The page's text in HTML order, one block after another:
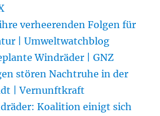
verheerenden Folgen für
| Umweltwatchblog
Windräder | GNZ
stören Nachtruhe in der
| Vernunftkraft
Koalition einigt sich